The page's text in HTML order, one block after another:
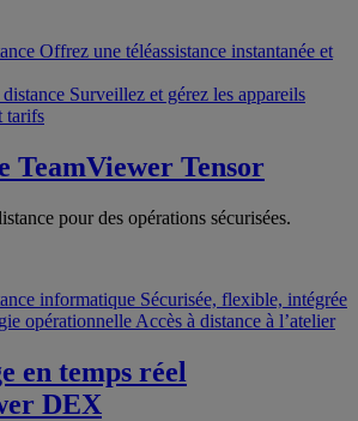
Offrez une téléassistance instantanée et
Surveillez et gérez les appareils
tarifs
TeamViewer Tensor
pour des opérations sécurisées.
informatique Sécurisée, flexible, intégrée
opérationnelle Accès à distance à l’atelier
en temps réel
DEX